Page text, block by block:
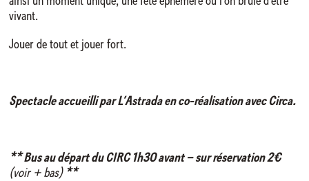
vivant.
Jouer de tout et jouer fort.
Spectacle accueilli par L’Astrada en co-réalisation avec Circa.
** Bus au départ du CIRC 1h30 avant – sur réservation 2€
(voir + bas)**